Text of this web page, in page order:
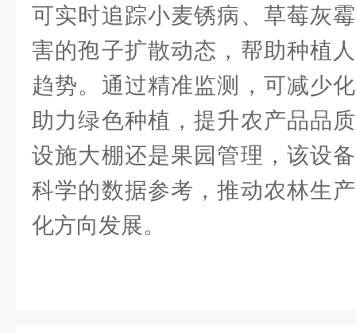
可实时追踪小麦锈病、草莓灰
害的孢子扩散动态，帮助种植
趋势。通过精准监测，可减少
助力绿色种植，提升农产品品
设施大棚还是果园管理，该设
科学的数据参考，推动农林生
化方向发展。